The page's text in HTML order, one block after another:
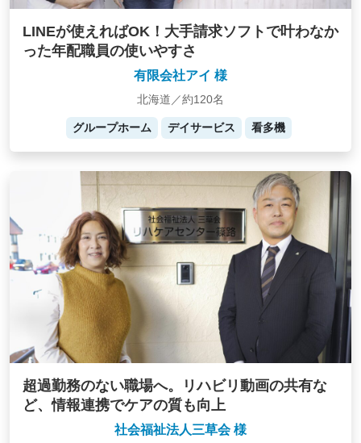
LINEが使えればOK！大手請求ソフトで叶わなか
った年配職員の使いやすさ
有限会社アイ 様
北海道／約120名
グループホーム デイサービス 看多機
超過勤務のない職場へ。リハビリ動画の共有な
ど、情報連携でケアの質も向上
社会福祉法人三草会 様